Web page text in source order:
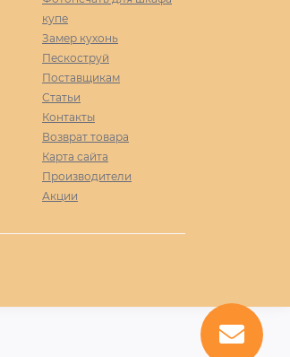
купе
Замер кухонь
Пескоструй
Поставщикам
Статьи
Контакты
Возврат товара
Карта сайта
Производители
Акции